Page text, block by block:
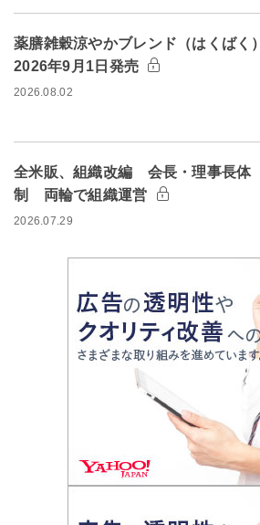
薬膳雑穀涼やかブレンド（はくばく）
2026年9月1日発売
2026.08.02
全米販、組織改編 会長・理事長体
制 両輪で組織運営
2026.07.29